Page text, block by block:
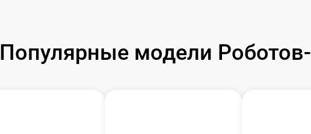
Популярные модели